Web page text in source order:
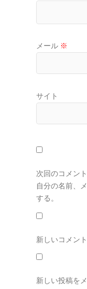
メール ※
サイト
次回のコメン
自分の名前、
する。
新しいコメン
新しい投稿を